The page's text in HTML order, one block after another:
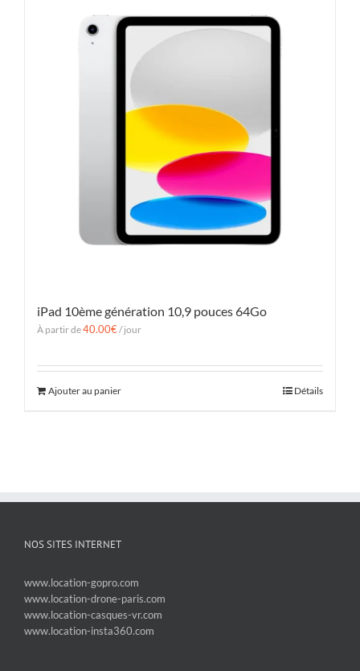
iPad 10ème génération 10,9 pouces 64Go
À partir de40.00€/ jour
Ajouter au panier Détails
NOS SITES INTERNET
www.location-gopro.com
www.location-drone-paris.com
www.location-casques-vr.com
www.location-insta360.com